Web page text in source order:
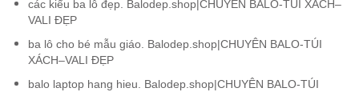
các kiểu ba lô đẹp. Balodep.shop|CHUYÊN BALO-TÚI XÁCH–
VALI ĐẸP
ba lô cho bé mẫu giáo. Balodep.shop|CHUYÊN BALO-TÚI
XÁCH–VALI ĐẸP
balo laptop hang hieu. Balodep.shop|CHUYÊN BALO-TÚI